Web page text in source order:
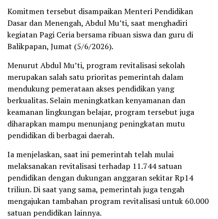
Komitmen tersebut disampaikan Menteri Pendidikan
Dasar dan Menengah, Abdul Mu’ti, saat menghadiri
kegiatan Pagi Ceria bersama ribuan siswa dan guru di
Balikpapan, Jumat (5/6/2026).
Menurut Abdul Mu’ti, program revitalisasi sekolah
merupakan salah satu prioritas pemerintah dalam
mendukung pemerataan akses pendidikan yang
berkualitas. Selain meningkatkan kenyamanan dan
keamanan lingkungan belajar, program tersebut juga
diharapkan mampu menunjang peningkatan mutu
pendidikan di berbagai daerah.
Ia menjelaskan, saat ini pemerintah telah mulai
melaksanakan revitalisasi terhadap 11.744 satuan
pendidikan dengan dukungan anggaran sekitar Rp14
triliun. Di saat yang sama, pemerintah juga tengah
mengajukan tambahan program revitalisasi untuk 60.000
satuan pendidikan lainnya.